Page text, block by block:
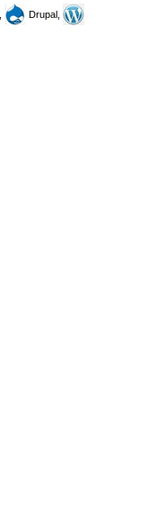
Drupal,